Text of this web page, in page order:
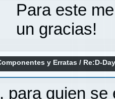
Para este
un gracias!
y Erratas / Re:D-
para quien